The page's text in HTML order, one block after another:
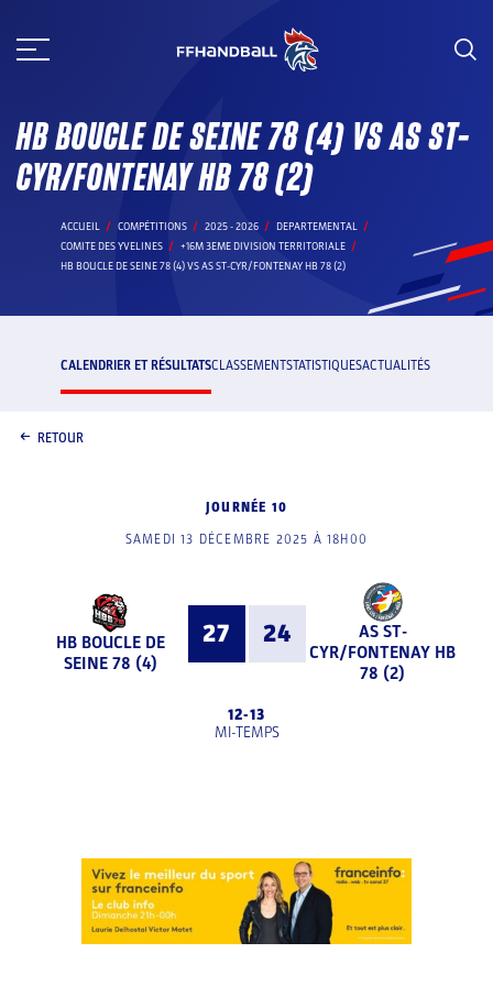
au
HB BOUCLE DE SEINE 78 (4) VS AS ST-
CYR/FONTENAY HB 78 (2)
ACCUEIL COMPÉTITIONS 2025 - 2026
DEPARTEMENTAL
COMITE DES YVELINES
+16M 3EME DIVISION TERRITORIALE
HB BOUCLE DE SEINE 78 (4) VS AS ST-CYR/FONTENAY HB 78 (2)
CALENDRIER ET RÉSULTATSCLASSEMENTSTATISTIQUESACTUALITÉS
RETOUR
JOURNÉE 10
SAMEDI 13 DÉCEMBRE 2025 À 18H00
HB BOUCLE DE
SEINE 78 (4)
27 24
AS ST-
CYR/FONTENAY HB
78 (2)
12-13
MI-TEMPS